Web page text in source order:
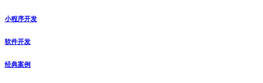
小程序开发
软件开发
经典案例